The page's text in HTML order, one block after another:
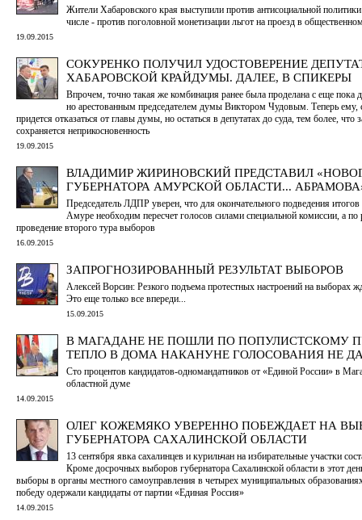
Жители Хабаровского края выступили против антисоциальной
числе - против поголовной монетизации льгот на проезд в
19.09.2015
СОКУРЕНКО ПОЛУЧИЛ УДОСТОВЕРЕНИЕ
ХАБАРОВСКОЙ КРАЙДУМЫ. ДАЛЕЕ, В СПИКЕРЫ
Впрочем, точно такая же комбинация ранее была проделана с еще пока
но арестованным председателем думы Виктором Чудовым. Теперь ему,
придется отказаться от главы думы, но остаться в депутатах до суда, тем более, что
сохраняется неприкосновенность
19.09.2015
ВЛАДИМИР ЖИРИНОВСКИЙ ПРЕДСТАВИЛ
ГУБЕРНАТОРА АМУРСКОЙ ОБЛАСТИ...
Председатель ЛДПР уверен, что для окончательного подведения
Амуре необходим пересчет голосов силами специальной комиссии, а по
проведение второго тура выборов
16.09.2015
ЗАПРОГНОЗИРОВАННЫЙ РЕЗУЛЬТАТ ВЫБОРОВ
Алексей Ворсин: Резкого подъема протестных настроений на выборах
Это еще только все впереди...
15.09.2015
В МАГАДАНЕ НЕ ПОШЛИ ПО ПОПУЛИСТСКОМУ
ТЕПЛО В ДОМА НАКАНУНЕ ГОЛОСОВАНИЯ НЕ
Сто процентов кандидатов-одномандатников от «Единой России» в
областной думе
14.09.2015
ОЛЕГ КОЖЕМЯКО УВЕРЕННО ПОБЕЖДАЕТ НА
ГУБЕРНАТОРА САХАЛИНСКОЙ ОБЛАСТИ
13 сентября явка сахалинцев и курильчан на избирательные участки
Кроме досрочных выборов губернатора Сахалинской области в этот
выборы в органы местного самоуправления в четырех муниципальных
победу одержали кандидаты от партии «Единая Россия»
14.09.2015